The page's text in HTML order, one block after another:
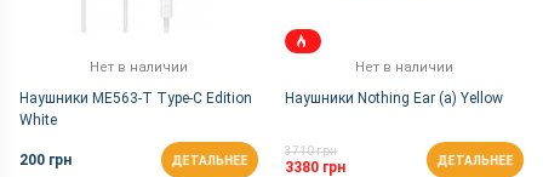
Нет в наличии
Наушники ME563-T Type-C Edition
White
200 грн ДЕТАЛЬНЕЕ
Нет в наличии
Наушники Nothing Ear (a) Yellow
3710 грн
3380 грн ДЕТАЛЬНЕЕ